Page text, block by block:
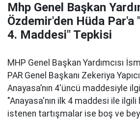
Mhp Genel Başkan
Özdemir'den Hüda Par'a
4. Maddesi" Tepkisi
MHP Genel Başkan Yardımcısı
PAR Genel Başkanı Zekeriya
Anayasa’nın 4'üncü maddesiyle
"Anayasa'nın ilk 4 maddesi ile
istenen tartışmalar ise boş ve